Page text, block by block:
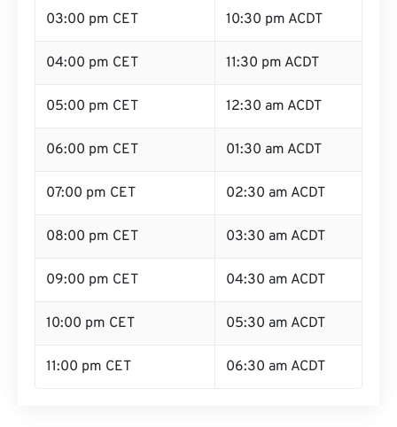
03:00 pm CET 10:30 pm ACDT
04:00 pm CET 11:30 pm ACDT
05:00 pm CET 12:30 am ACDT
06:00 pm CET 01:30 am ACDT
07:00 pm CET 02:30 am ACDT
08:00 pm CET 03:30 am ACDT
09:00 pm CET 04:30 am ACDT
10:00 pm CET 05:30 am ACDT
11:00 pm CET 06:30 am ACDT